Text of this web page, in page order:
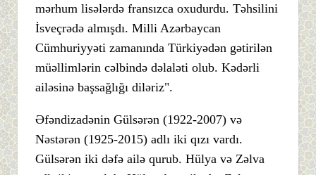
mərhum lisələrdə fransızca oxudurdu. Təhsilini
İsveçrədə almışdı. Milli Azərbaycan
Cümhuriyyəti zamanında Türkiyədən gətirilən
müəllimlərin cəlbində dəlaləti olub. Kədərli
ailəsinə başsağlığı diləriz".
Əfəndizadənin Gülsərən (1922-2007) və
Nəstərən (1925-2015) adlı iki qızı vardı.
Gülsərən iki dəfə ailə qurub. Hülya və Zəlva